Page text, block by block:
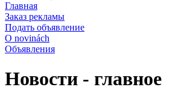
Главная
Заказ рекламы
Подать объявление
O novinách
Объявления
Новости - главное